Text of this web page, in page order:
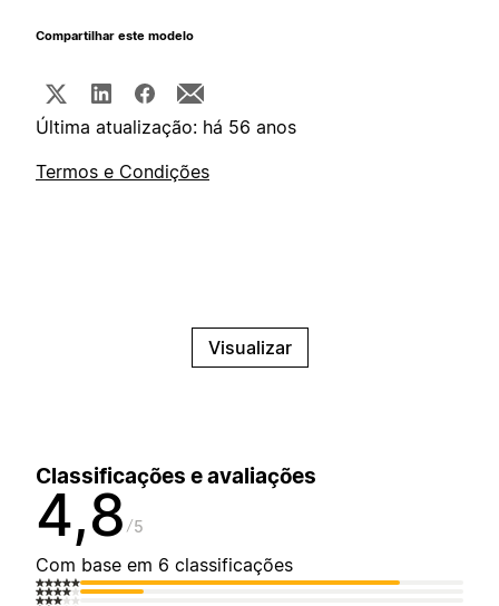
Compartilhar este modelo
Última atualização: há 56 anos
Termos e Condições
Visualizar
Classificações e avaliações
4,8 5
Com base em 6 classificações